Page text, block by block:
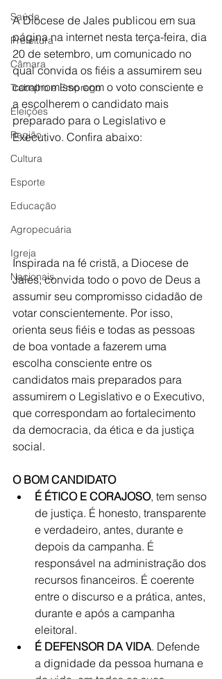
Saúde
Prefeitura
Câmara
Trabalho e Emprego
Eleições
Região
Cultura
Esporte
Educação
Agropecuária
Igreja
Nacionais
A Diocese de Jales publicou em sua
página na internet nesta terça-feira, dia
20 de setembro, um comunicado no
qual convida os fiéis a assumirem seu
compromisso com o voto consciente e
a escolherem o candidato mais
preparado para o Legislativo e
Executivo. Confira abaixo:
Inspirada na fé cristã, a Diocese de
Jales, convida todo o povo de Deus a
assumir seu compromisso cidadão de
votar conscientemente. Por isso,
orienta seus fiéis e todas as pessoas
de boa vontade a fazerem uma
escolha consciente entre os
candidatos mais preparados para
assumirem o Legislativo e o Executivo,
que correspondam ao fortalecimento
da democracia, da ética e da justiça
social.
O BOM CANDIDATO
É ÉTICO E CORAJOSO, tem senso
de justiça. É honesto, transparente
e verdadeiro, antes, durante e
depois da campanha. É
responsável na administração dos
recursos financeiros. É coerente
entre o discurso e a prática, antes,
durante e após a campanha
eleitoral.
É DEFENSOR DA VIDA. Defende
a dignidade da pessoa humana e